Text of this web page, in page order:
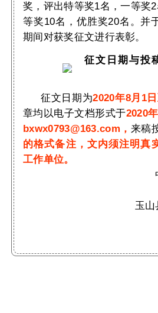
奖，评出特等奖1名，一等奖
等奖10名，优胜奖20名。并
期间对获奖征文进行表彰。
征文日期与投
征文日期为2020年8月1日
章均以电子文档形式于2020
bxwx0793@163.com ， 来稿
的格式备注，文内须注明真
工作单位。
玉山